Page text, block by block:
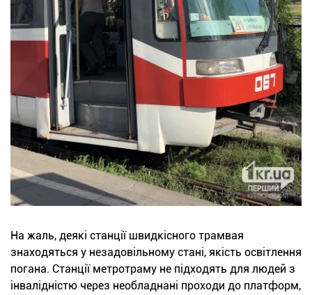
На жаль, деякі станції швидкісного трамвая
знаходяться у незадовільному стані, якість освітлення
погана. Станції метротраму не підходять для людей з
інвалідністю через необладнані проходи до платформ,